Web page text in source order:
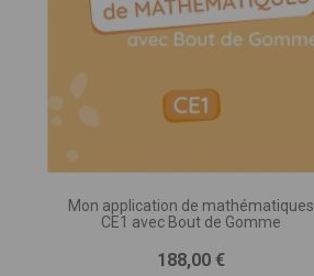
Mon application de mathématiques
CE1 avec Bout de Gomme
Prix
188,00 €